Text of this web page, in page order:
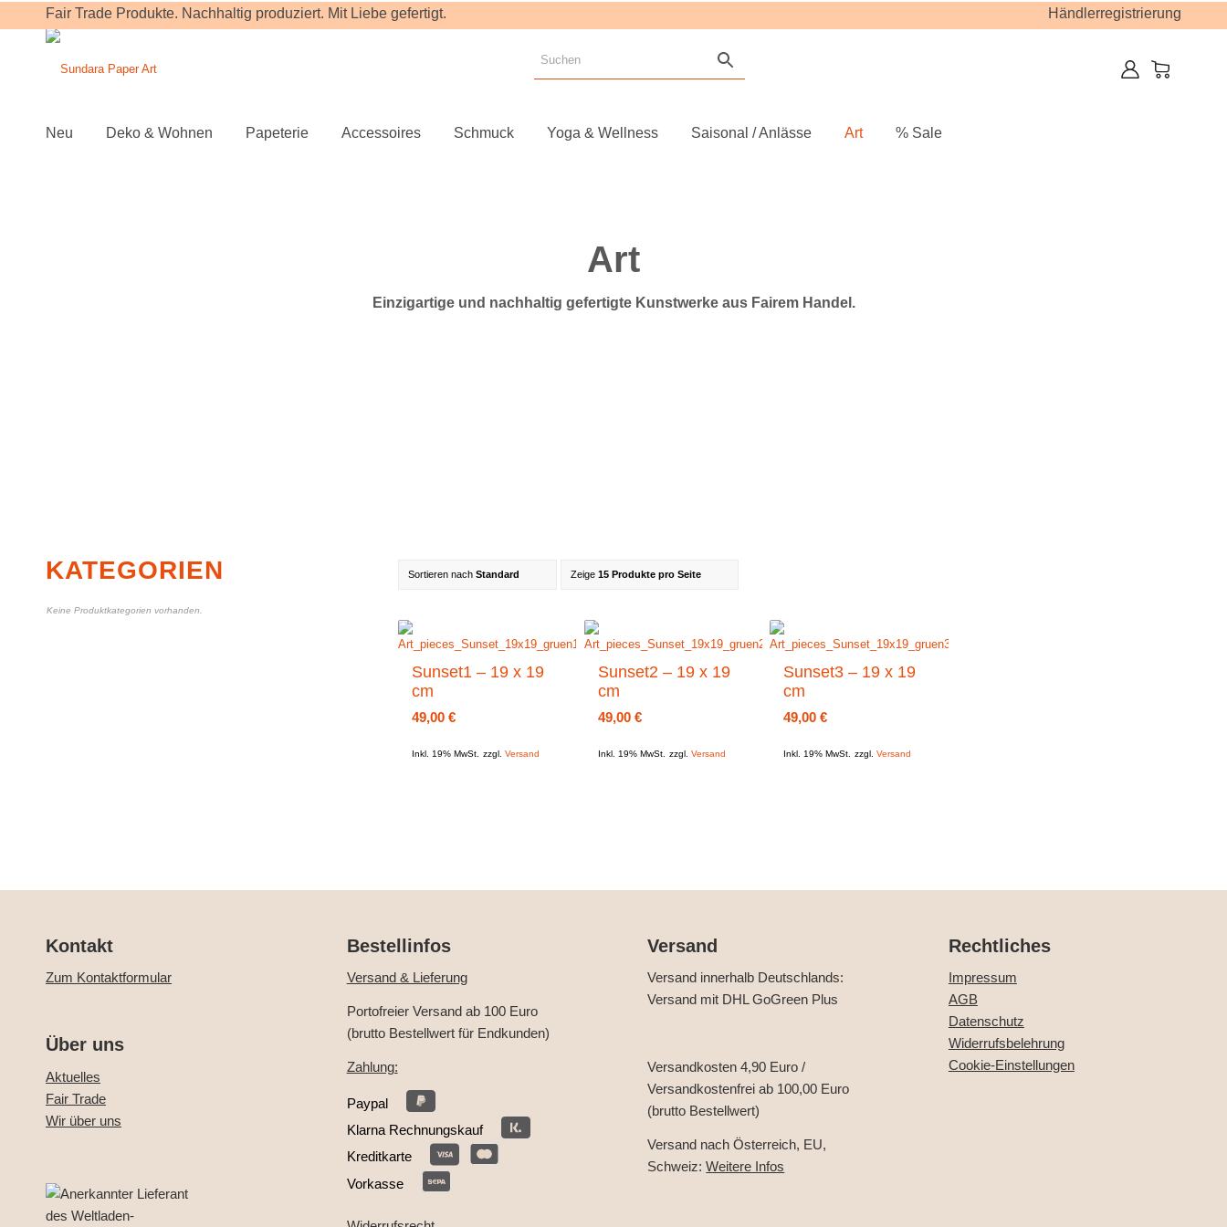
Fair Trade Produkte. Nachhaltig produziert. Mit Liebe gefertigt. Händlerregistrierung
Neu Deko & Wohnen Papeterie Accessoires Schmuck Yoga & Wellness Saisonal / Anlässe Art % Sale
Art
Einzigartige und nachhaltig gefertigte Kunstwerke aus Fairem Handel.
Sortieren nach Standard Zeige 15 Produkte pro Seite
Sunset1 – 19 x 19
cm
49,00 €
Inkl. 19% MwSt. zzgl. Versand
Sunset2 – 19 x 19
cm
49,00 €
Inkl. 19% MwSt. zzgl. Versand
Sunset3 – 19 x 19
cm
49,00€
Inkl. 19% MwSt. zzgl.Versand
KATEGORIEN
Keine Produktkategorien vorhanden.
Kontakt
Zum Kontaktformular
Über uns
Aktuelles
Fair Trade
Wir über uns
Bestellinfos
Versand & Lieferung
Portofreier Versand ab 100 Euro
(brutto Bestellwert für Endkunden)
Zahlung:
Paypal
Klarna Rechnungskauf
Kreditkarte
Vorkasse
Versand
Versand innerhalb Deutschlands:
Versand mit DHL GoGreen Plus
Versandkosten 4,90 Euro /
Versandkostenfrei ab 100,00 Euro
(brutto Bestellwert)
Versand nach Österreich, EU,
Schweiz:Weitere Infos
Rechtliches
Impressum
AGB
Datenschutz
Widerrufsbelehrung
Cookie-Einstellungen